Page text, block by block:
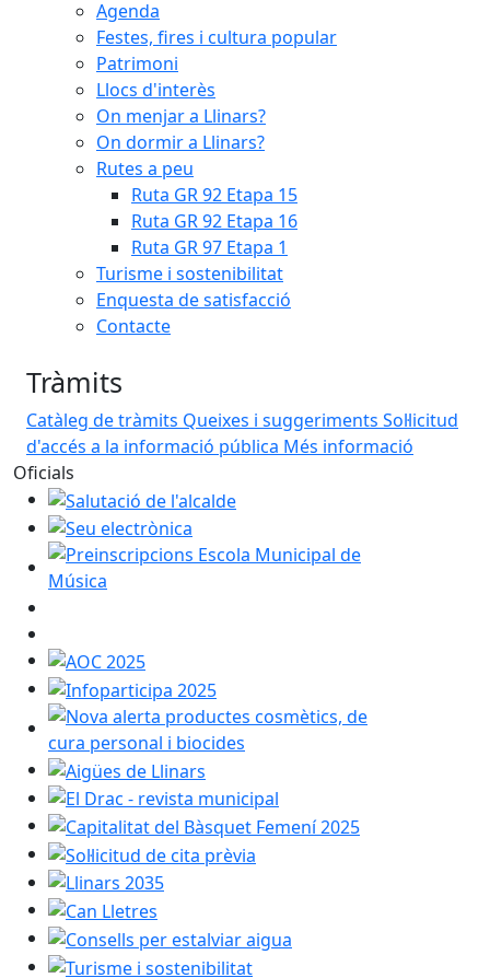
Agenda
Festes, fires i cultura popular
Patrimoni
Llocs d'interès
On menjar a Llinars?
On dormir a Llinars?
Rutes a peu
Ruta GR 92 Etapa 15
Ruta GR 92 Etapa 16
Ruta GR 97 Etapa 1
Turisme i sostenibilitat
Enquesta de satisfacció
Contacte
Tràmits
Catàleg de tràmits Queixes i suggeriments Sol·licitud
d'accés a la informació pública Més informació
Oficials
Salutació de l'alcalde
Seu electrònica
Preinscripcions Escola Municipal de Música
AOC 2025
Infoparticipa 2025
Nova alerta productes cosmètics, de cura personal i
Aigües de Llinars
El Drac - revista municipal
Capitalitat del Bàsquet Femení 2025
Sol·licitud de cita prèvia
Llinars 2035
Can Lletres
Consells per estalviar aigua
Turisme i sostenibilitat